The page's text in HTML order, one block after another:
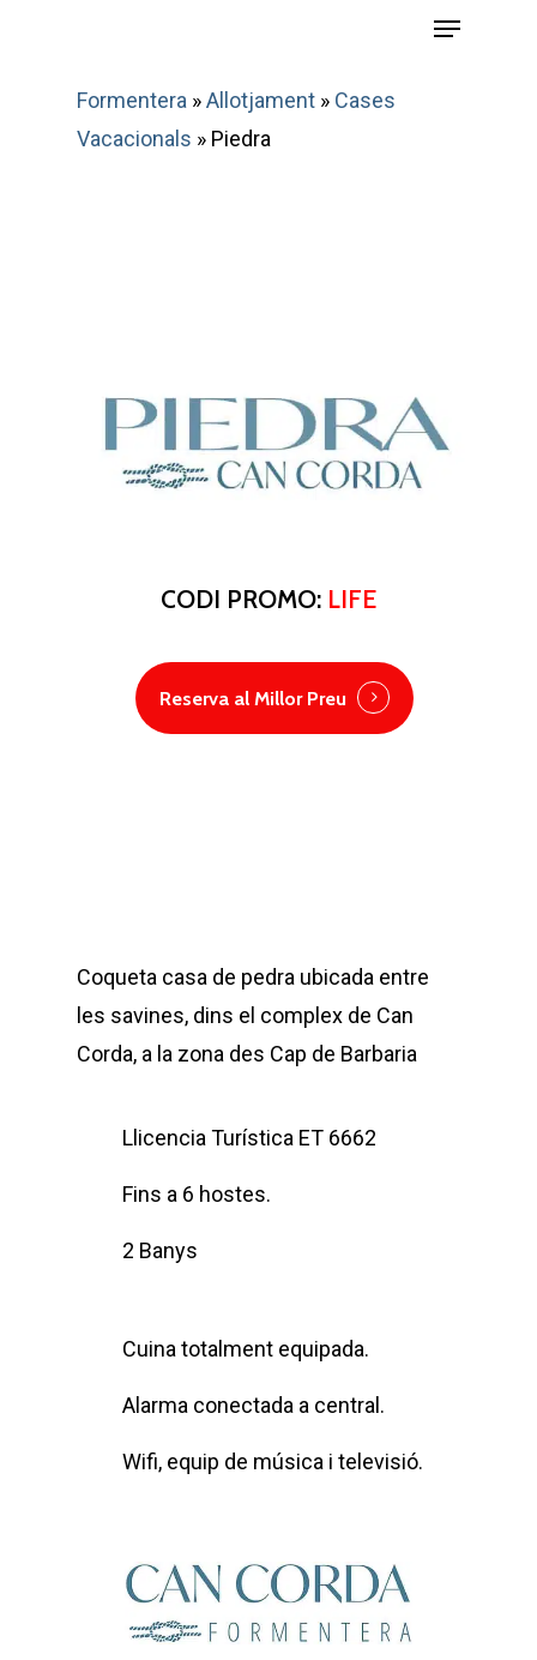
Menu
Formentera »Allotjament » Cases
Vacacionals » Piedra
CODI PROMO: LIFE
Reserva al Millor Preu
Coqueta casa de pedra ubicada entre
les savines, dins el complex de Can
Corda, a la zona des Cap de Barbaria
Llicencia Turística ET 6662
Fins a 6 hostes.
2 Banys
Cuina totalment equipada.
Alarma conectada a central.
Wifi, equip de música i televisió.